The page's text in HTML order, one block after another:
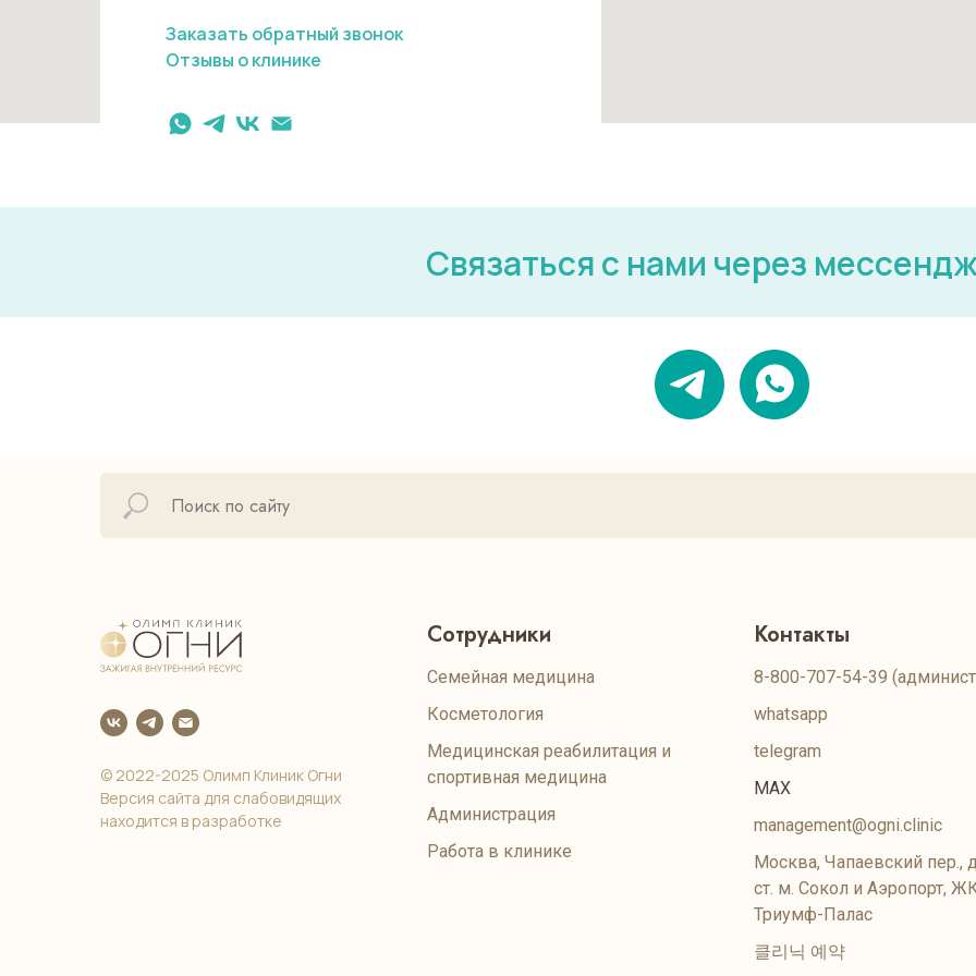
Заказать обратный звонок
Отзывы о клинике
Связаться с нами через
© 2022-2025 Олимп Клиник Огни
Версия сайта для слабовидящих
находится в разработке
Сотрудники
Семейная медицина
Косметология
Медицинская реабилитация и
спортивная медицина
Администрация
Работа в клинике
Контакты
8-800-707-54-39
whatsapp
telegram
MAX
management@ogni.clinic
Москва, Чапаевский пер.,
ст. м. Сокол и Аэропорт,
Триумф-Палас
클리닉 예약